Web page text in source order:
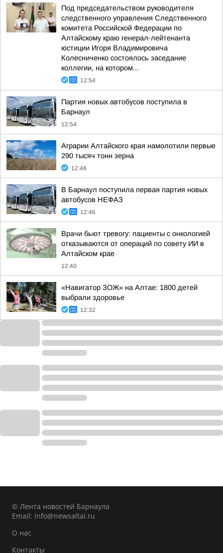
Под председательством руководителя
следственного управления Следственного
комитета Российской Федерации по
Алтайскому краю генерал-лейтенанта
юстиции Игоря Владимировича
Колесниченко состоялось заседание
коллегии, на котором...
12:54
Партия новых автобусов поступила в
Барнаул
12:54
Аграрии Алтайского края намолотили первые
290 тысяч тонн зерна
12:48
В Барнаул поступила первая партия новых
автобусов НЕФАЗ
12:46
Врачи бьют тревогу: пациенты с онкологией
отказываются от операций по совету ИИ в
Алтайском крае
12:40
«Навигатор ЗОЖ» на Алтае: 1800 детей
выбрали здоровье
12:32
© Лента новостей Барнаула
Email: info@newsaltai.ru
О нас
Контакты